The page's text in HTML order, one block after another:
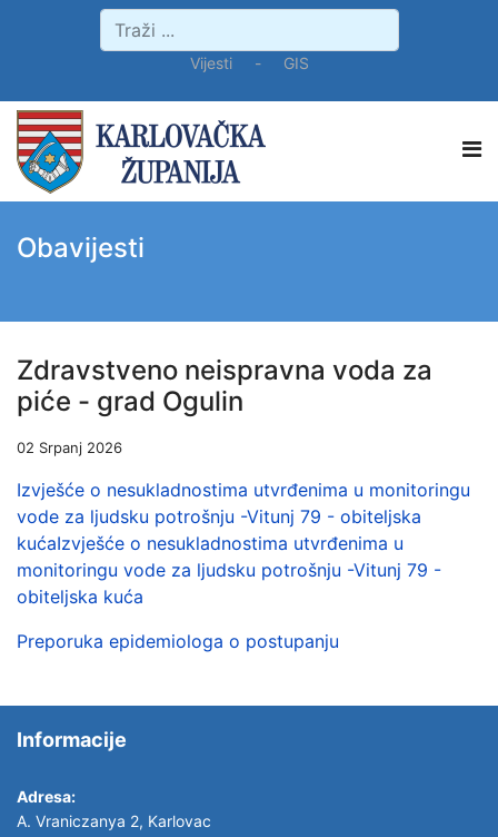
Vijesti- GIS
Obavijesti
Zdravstveno neispravna voda za
piće - grad Ogulin
02 Srpanj 2026
Izvješće o nesukladnostima utvrđenima u monitoringu
vode za ljudsku potrošnju -Vitunj 79 - obiteljska
kućaIzvješće o nesukladnostima utvrđenima u
monitoringu vode za ljudsku potrošnju -Vitunj 79 -
obiteljska kuća
Preporuka epidemiologa o postupanju
Informacije
Adresa:
A. Vraniczanya 2, Karlovac